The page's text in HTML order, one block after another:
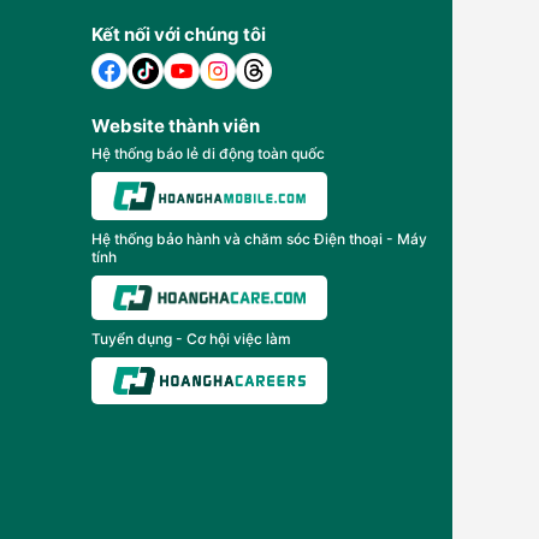
Kết nối với chúng tôi
Website thành viên
Hệ thống báo lẻ di động toàn quốc
Hệ thống bảo hành và chăm sóc Điện thoại - Máy
tính
Tuyển dụng - Cơ hội việc làm